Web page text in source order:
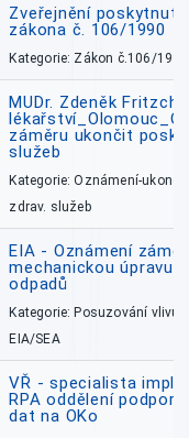
Zveřejnění poskytnutí
zákona č. 106/1990
Kategorie: Zákon č.106/1999
MUDr. Zdeněk
záměru ukončit
služeb
Kategorie: Oznámení-
zdrav. služeb
EIA - Oznámení
mechanickou úpravu
odpadů
Kategorie: Posuzování vlivů
EIA/SEA
VŘ - specialista
RPA oddělení
dat na OKo